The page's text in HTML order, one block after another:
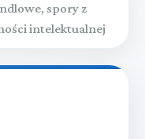
spory z
intelektualnej